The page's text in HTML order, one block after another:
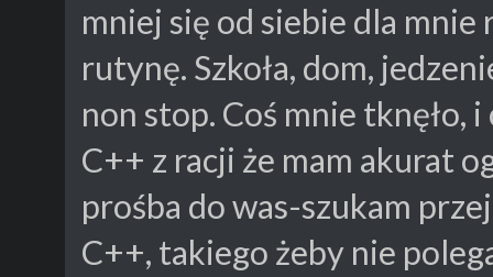
mniej się od siebie dla mnie
rutynę. Szkoła, dom,
non stop. Coś mnie tknęło,
C++ z racji że mam akurat
prośba do was-szukam
C++, takiego żeby nie